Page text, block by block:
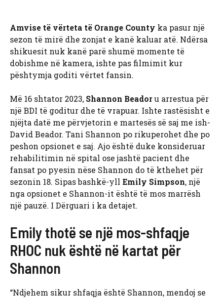
Amvise të vërteta të Orange County ka pasur një
sezon të mirë dhe zonjat e kanë kaluar atë. Ndërsa
shikuesit nuk kanë parë shumë momente të
dobishme në kamera, ishte pas filmimit kur
pështymja goditi vërtet fansin.
Më 16 shtator 2023, Shannon Beadoru arrestua për
një BDI të goditur dhe të vrapuar. Ishte rastësisht e
njëjta datë me përvjetorin e martesës së saj me ish-
David Beador. Tani Shannon po rikuperohet dhe po
peshon opsionet e saj. Ajo është duke konsideruar
rehabilitimin në spital ose jashtë pacient dhe
fansat po pyesin nëse Shannon do të kthehet për
sezonin 18. Sipas bashkë-yll Emily Simpson, një
nga opsionet e Shannon-it është të mos marrësh
një pauzë. I Dërguari i ka detajet.
Emily thotë se një mos-shfaqje
RHOC nuk është në kartat për
Shannon
“Ndjehem sikur shfaqja është Shannon, mendoj se